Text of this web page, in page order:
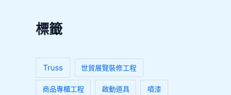
標籤
Truss 世貿展覽裝修工程
商品專櫃工程 啟動道具 噴漆